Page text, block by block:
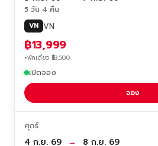
5 วัน 4 คืน
VN VN
฿13,999
+พักเดี่ยว ฿3,500
เปิดจอง
จอง
ศุกร์
4 ก.ย. 69 → 8 ก.ย. 69